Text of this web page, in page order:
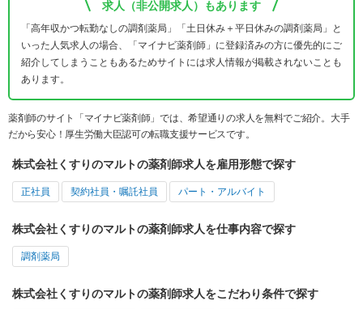
求人（非公開求人）もあります
「高年収かつ転勤なしの調剤薬局」「土日休み＋平日休みの調剤薬局」と
いった人気求人の場合、「マイナビ薬剤師」に登録済みの方に優先的にご
紹介してしまうこともあるためサイトには求人情報が掲載されないことも
あります。
薬剤師のサイト「マイナビ薬剤師」では、希望通りの求人を無料でご紹介。大手
だから安心！厚生労働大臣認可の転職支援サービスです。
株式会社くすりのマルトの薬剤師求人を雇用形態で探す
正社員 契約社員・嘱託社員 パート・アルバイト
株式会社くすりのマルトの薬剤師求人を仕事内容で探す
調剤薬局
株式会社くすりのマルトの薬剤師求人をこだわり条件で探す